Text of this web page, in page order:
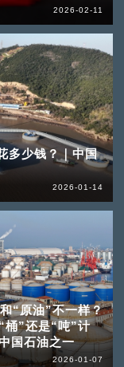
2026-02-11
多少钱？｜中国
2026-01-14
“原油”不一样？
桶”还是“吨”计
国石油之一
2026-01-07